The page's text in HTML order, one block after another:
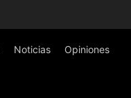
Noticias Opiniones